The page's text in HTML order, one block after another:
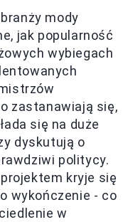
mody
jak popularność
wybiegach
zastanawiają się,
się na duże
dyskutują o
politycy.
kryje się
wykończenie - co
w